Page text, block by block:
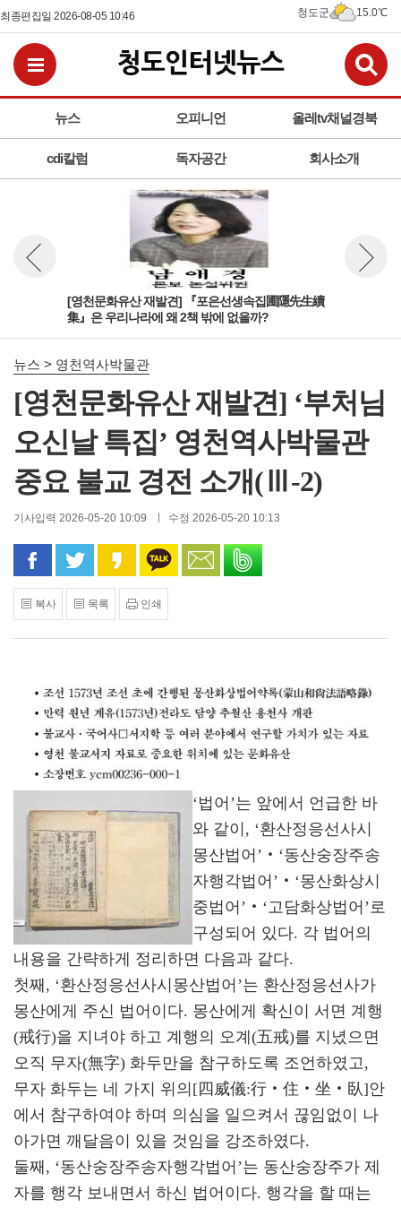
최종편집일 2026-08-05 10:46 청도군 15.0℃
뉴스 오피니언 올레tv채널경북
cdi칼럼 독자공간 회사소개
전체메뉴보기
[영천문화유산 재발견] 『포은선생속집圃隱先生續
集』은 우리나라에 왜 2책 밖에 없을까?
뉴스 이전보기
뉴스 > 영천역사박물관
[영천문화유산 재발견] ‘부처님
오신날 특집’ 영천역사박물관
중요 불교 경전 소개(Ⅲ-2)
기사입력 2026-05-20 10:09 수정 2026-05-20 10:13
페이스북으로 공유
트위터로 공유카카오 스토리로 공유
카카오톡으로 공유
문자로 공유
복사 목록 인쇄
‘법어’는 앞에서 언급한 바
와 같이, ‘환산정응선사시
몽산법어’‧‘동산숭장주송
자행각법어’‧‘몽산화상시
중법어’‧‘고담화상법어’로
구성되어 있다. 각 법어의
내용을 간략하게 정리하면 다음과 같다.
첫째, ‘환산정응선사시몽산법어’는 환산정응선사가
몽산에게 주신 법어이다. 몽산에게 확신이 서면 계행
(戒行)을 지녀야 하고 계행의 오계(五戒)를 지녔으면
오직 무자(無字) 화두만을 참구하도록 조언하였고,
무자 화두는 네 가지 위의[四威儀:行‧住‧坐‧臥]안
에서 참구하여야 하며 의심을 일으켜서 끊임없이 나
아가면 깨달음이 있을 것임을 강조하였다.
둘째, ‘동산숭장주송자행각법어’는 동산숭장주가 제
자를 행각 보내면서 하신 법어이다. 행각을 할 때는